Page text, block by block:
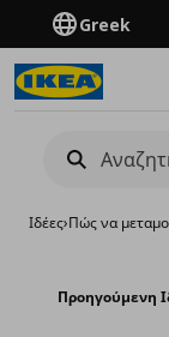
Greek
Ιδέες›Πώς να
Προηγούμενη